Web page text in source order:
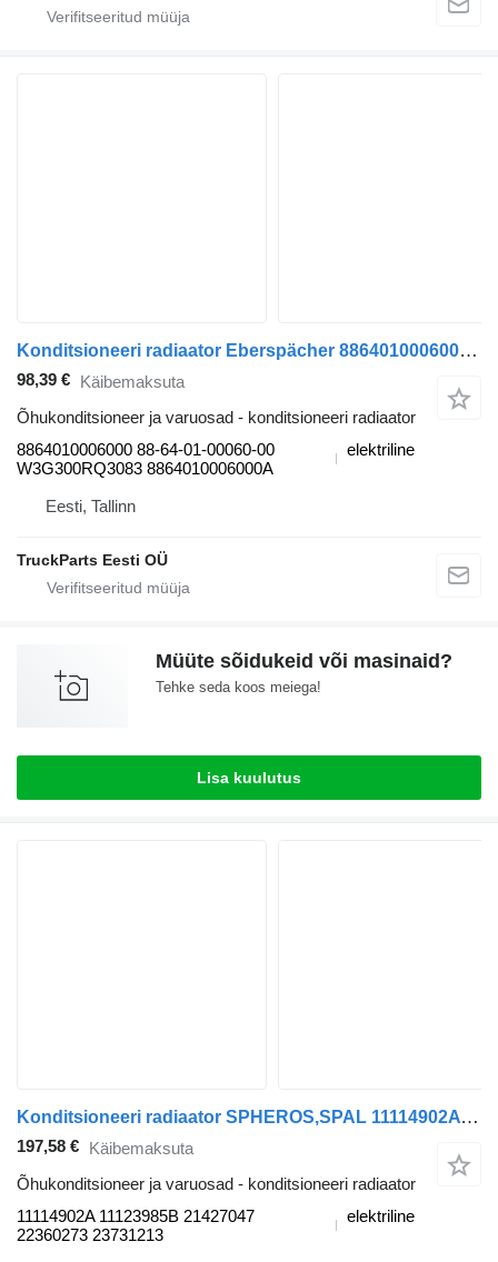
Konditsioneeri radiaator Eberspächer 8864010006000 tüübi jaoks bussi LE13 (01.16-12.20)
98,39 € Käibemaksuta
Õhukonditsioneer ja varuosad - konditsioneeri radiaator
8864010006000 88-64-01-00060-00
W3G300RQ3083 8864010006000A
elektriline
Eesti, Tallinn
TruckParts Eesti OÜ
Müüte sõidukeid või masinaid?
Tehke seda koos meiega!
Lisa kuulutus
Konditsioneeri radiaator SPHEROS,SPAL 11114902A tüübi jaoks bussi LE13 (01.16-12.20)
197,58 € Käibemaksuta
Õhukonditsioneer ja varuosad - konditsioneeri radiaator
11114902A 11123985B 21427047
22360273 23731213
elektriline